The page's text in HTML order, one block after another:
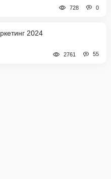
728 0
2024
2761 55